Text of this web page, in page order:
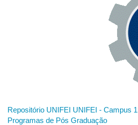
Repositório UNIFEI UNIFEI - Campus
Programas de Pós Graduação